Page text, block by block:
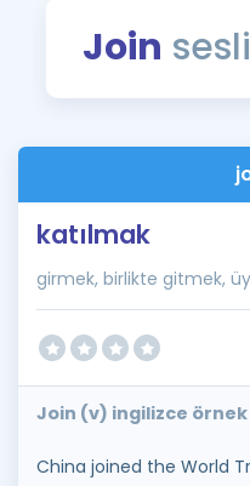
Blog
İngilizce Gramer
Join
katılmak
girmek, birlikte gitmek,
Join (v) ingilizce
China joined the World